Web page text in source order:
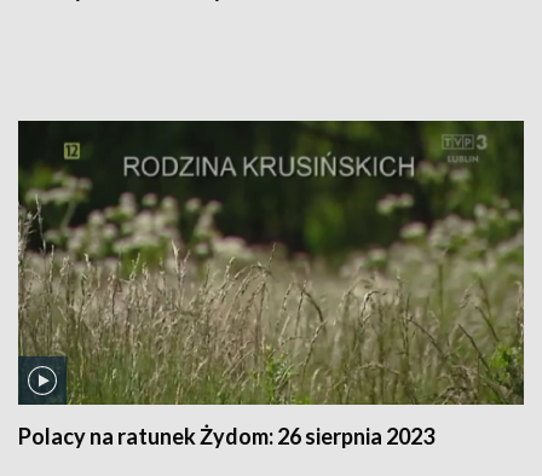
Polacy na ratunek Żydom:26 sierpnia 2023